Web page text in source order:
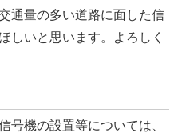
通量の多い道路に⾯した信
しいと思います。よろしく
号機の設置等については、